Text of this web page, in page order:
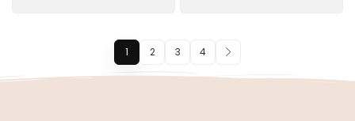
1 2 3 4